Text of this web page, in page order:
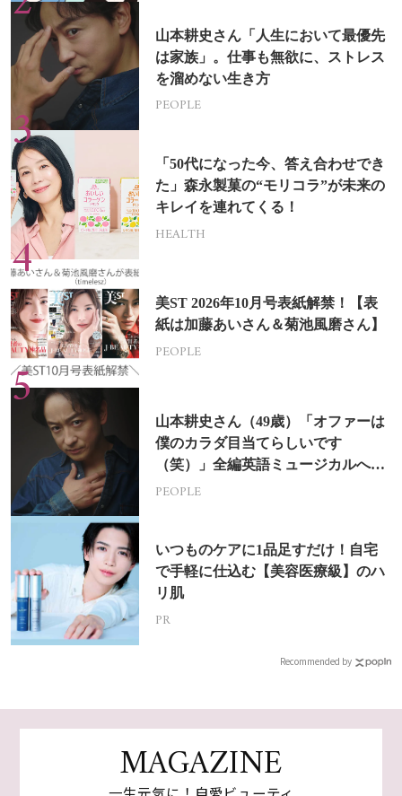
山本耕史さん「人生において最優先
は家族」。仕事も無欲に、ストレス
を溜めない生き方
PEOPLE
「50代になった今、答え合わせでき
た」森永製菓の“モリコラ”が未来の
キレイを連れてくる！
HEALTH
美ST 2026年10月号表紙解禁！【表
紙は加藤あいさん＆菊池風磨さん】
PEOPLE
山本耕史さん（49歳）「オファーは
僕のカラダ目当てらしいです
（笑）」全編英語ミュージカルへの
挑戦
PEOPLE
いつものケアに1品足すだけ！自宅
で手軽に仕込む【美容医療級】のハ
リ肌
PR
Recommended by
MAGAZINE
一生元気に！自愛ビューティ